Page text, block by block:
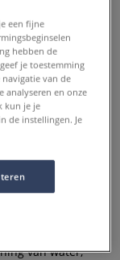
van water,
een fijne
hebben de
je toestemming
van de
analyseren en onze
kun je je
de instellingen. Je